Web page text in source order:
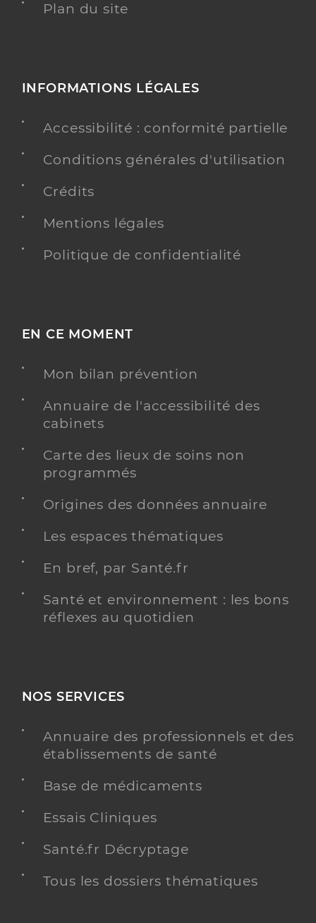
Plan du site
INFORMATIONS LÉGALES
Accessibilité : conformité partielle
Conditions générales d'utilisation
Crédits
Mentions légales
Politique de confidentialité
EN CE MOMENT
Mon bilan prévention
Annuaire de l'accessibilité des
cabinets
Carte des lieux de soins non
programmés
Origines des données annuaire
Les espaces thématiques
En bref, par Santé.fr
Santé et environnement : les bons
réflexes au quotidien
NOS SERVICES
Annuaire des professionnels et des
établissements de santé
Base de médicaments
Essais Cliniques
Santé.fr Décryptage
Tous les dossiers thématiques